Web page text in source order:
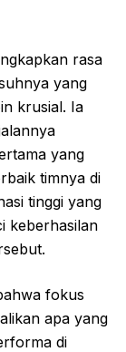
rasa
yang
krusial. Ia
yang
timnya di
tinggi yang
keberhasilan
fokus
apa yang
di